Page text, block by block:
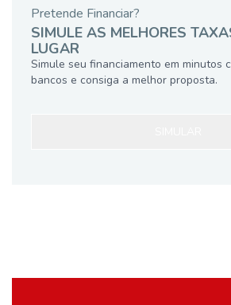
Pretende Financiar?
SIMULE AS MELHORES
LUGAR
Simule seu financiamento em minutos
bancos e consiga a melhor proposta.